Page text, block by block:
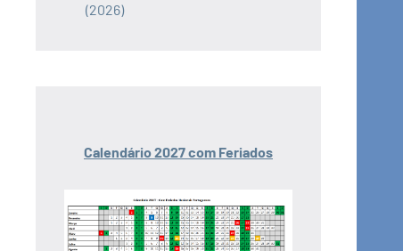
(2026)
Calendário 2027 com Feriados